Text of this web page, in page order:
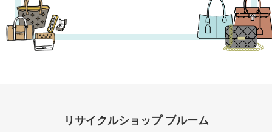
リサイクルショップ ブルーム